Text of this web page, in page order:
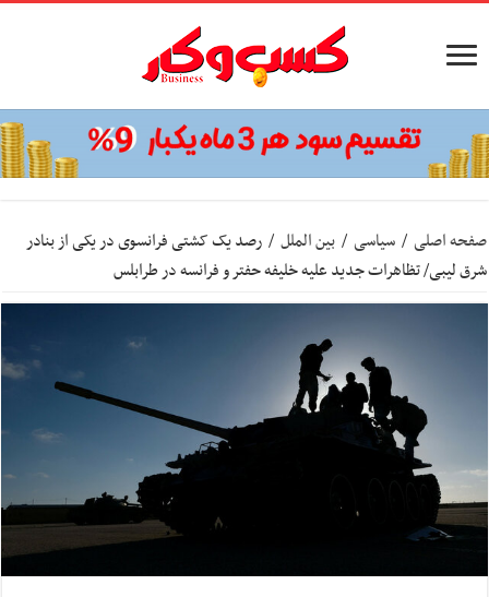
صفحه اصلی / سیاسی / بین الملل / رصد یک کشتی فرانسوی در یکی از بنادر
شرق لیبی/ تظاهرات جدید علیه خلیفه حفتر و فرانسه در طرابلس